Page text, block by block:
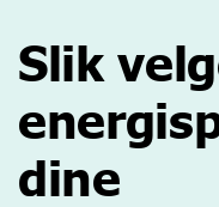
Slik
dine